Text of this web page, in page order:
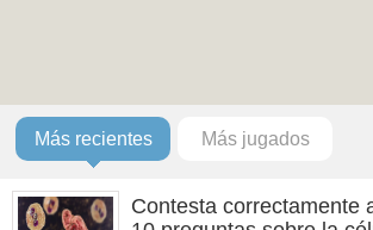
Más recientes Más jugados
Contesta correctamente